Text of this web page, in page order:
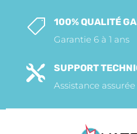

100% QUALITÉ
Garantie 6 à 1 ans

SUPPORT
Assistance